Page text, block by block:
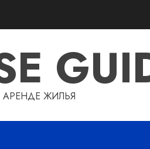
АРЕНДЕ ЖИЛЬЯ